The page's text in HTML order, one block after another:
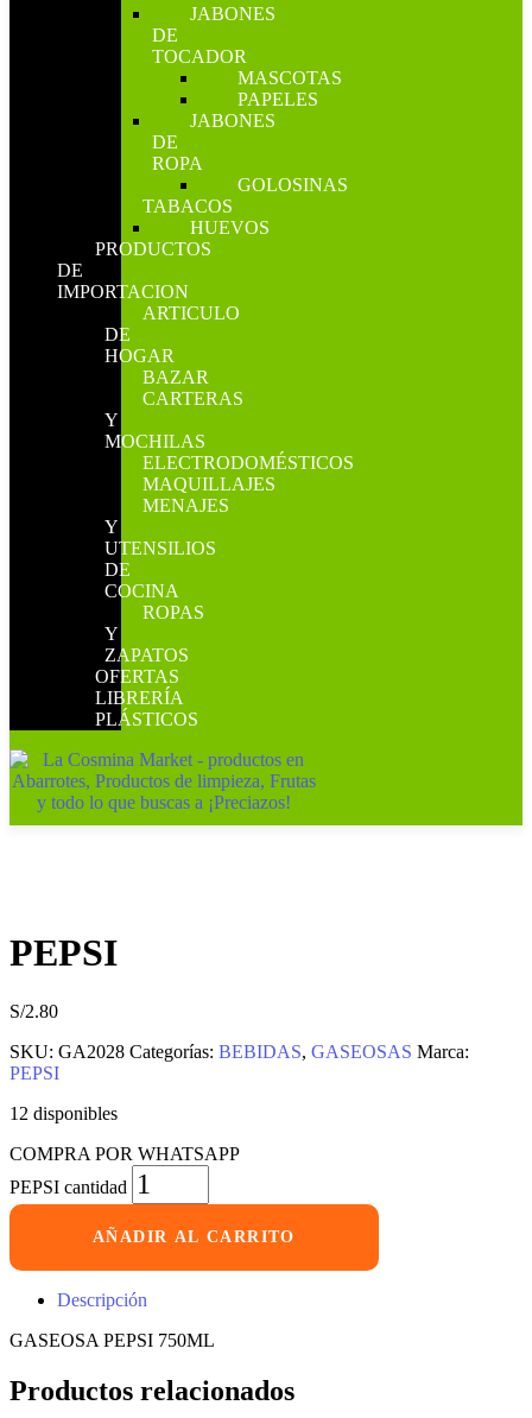
JABONES
DE
TOCADOR
MASCOTAS
PAPELES
JABONES
DE
ROPA
GOLOSINAS
TABACOS
HUEVOS
PRODUCTOS
DE
IMPORTACION
ARTICULO
DE
HOGAR
BAZAR
CARTERAS
Y
MOCHILAS
ELECTRODOMÉSTICOS
MAQUILLAJES
MENAJES
Y
UTENSILIOS
DE
COCINA
ROPAS
Y
ZAPATOS
OFERTAS
LIBRERÍA
PLÁSTICOS
PEPSI
S/2.80
SKU: GA2028 Categorías: BEBIDAS, GASEOSAS Marca:
PEPSI
12 disponibles
COMPRA POR WHATSAPP
PEPSI cantidad
AÑADIR AL CARRITO
Descripción
GASEOSA PEPSI 750ML
Productos relacionados